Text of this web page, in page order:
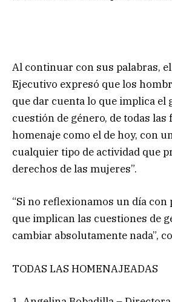
Al continuar con sus palabras,
Ejecutivo expresó que los
que dar cuenta lo que implica el
cuestión de género, de todas las
homenaje como el de hoy, con
cualquier tipo de actividad que
derechos de las mujeres”.
“Si no reflexionamos un día
que implican las cuestiones de
cambiar absolutamente nada”,
TODAS LAS HOMENAJEADAS